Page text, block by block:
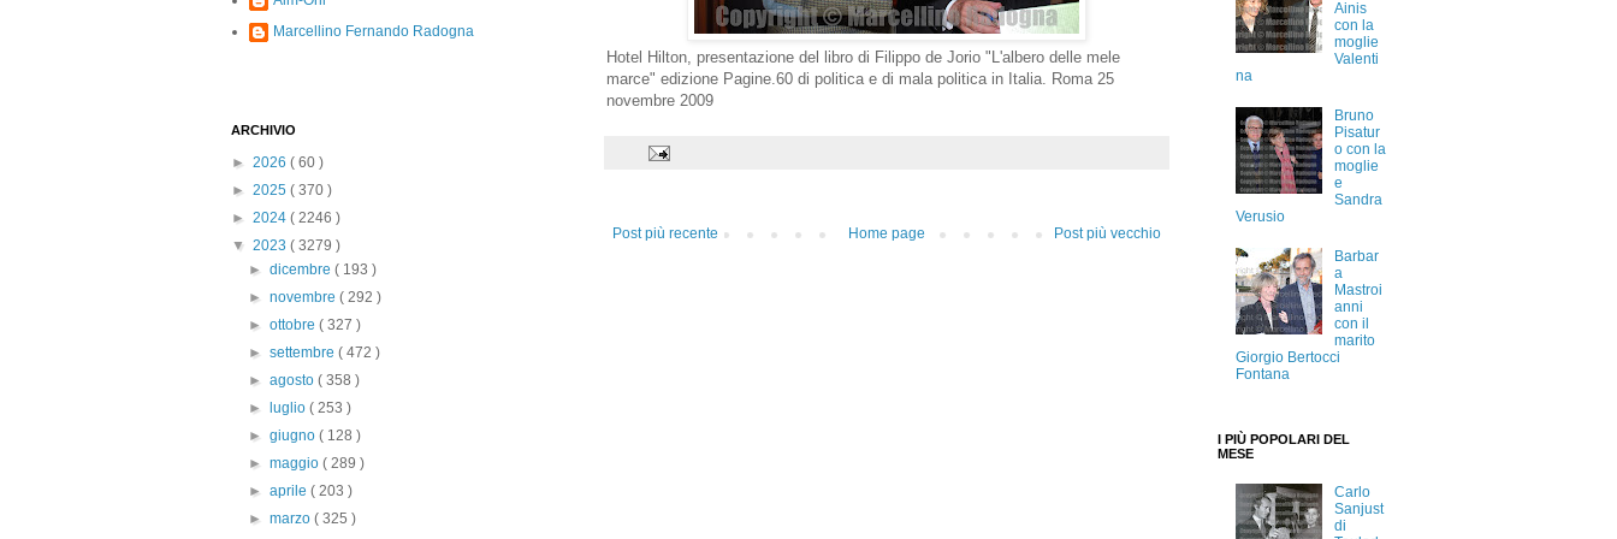
Hotel Hilton, presentazione del libro di Filippo de Jorio "L'albero delle mele
marce" edizione Pagine.60 di politica e di mala politica in Italia. Roma 25
novembre 2009
Post più recente Post più vecchio
Home page
Marcellino Fernando Radogna
ARCHIVIO
► 2026 ( 60 )
► 2025 ( 370 )
► 2024 ( 2246 )
▼ 2023 ( 3279 )
►dicembre( 193 )
►novembre( 292 )
►ottobre( 327 )
►settembre( 472 )
►agosto( 358 )
►
luglio( 253 )
►giugno( 128 )
►maggio( 289 )
►aprile( 203 )
►marzo( 325 )
Ainis
con la
moglie
Valenti
na
Bruno
Pisatur
o con la
moglie
e
Sandra
Verusio
Barbar
a
Mastroi
anni
con il
marito
Giorgio Bertocci
Fontana
I PIÙ POPOLARI DEL
MESE
Carlo
Sanjust
di